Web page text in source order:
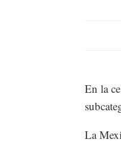
En la
La